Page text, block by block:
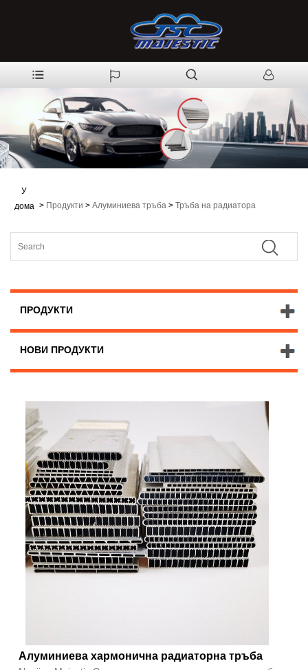
У
дома > Продукти > Алуминиева тръба > Тръба на радиатора
ПРОДУКТИ
НОВИ ПРОДУКТИ
Алуминиева хармонична радиаторна тръба